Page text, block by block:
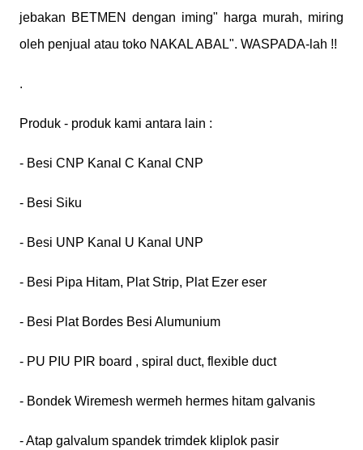
jebakan BETMEN dengan iming" harga murah, miring
oleh penjual atau toko NAKAL ABAL". WASPADA-lah !!
.
Produk - produk kami antara lain :
- Besi CNP Kanal C Kanal CNP
- Besi Siku
- Besi UNP Kanal U Kanal UNP
- Besi Pipa Hitam, Plat Strip, Plat Ezer eser
- Besi Plat Bordes Besi Alumunium
- PU PIU PIR board , spiral duct, flexible duct
- Bondek Wiremesh wermeh hermes hitam galvanis
- Atap galvalum spandek trimdek kliplok pasir